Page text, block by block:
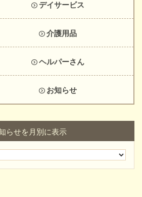
デイサービス
介護用品
ヘルパーさん
お知らせ
らせを月別に表示